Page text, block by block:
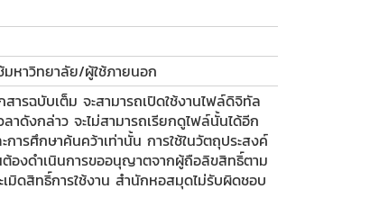
มหาวิทยาลัย/ผู้ใช้ภายนอก
ารฉบับเต็ม จะสามารถเปิดใช้งานไฟล์ดิจิทัล
าดังกล่าว จะไม่สามารถเรียกดูไฟล์นั้นได้อีก
ารศึกษาค้นคว้าเท่านั้น การใช้ในวัตถุประสงค์
ต้องดำเนินการขออนุญาตจากผู้ถือลิขสิทธิ์ตาม
มิดสิทธิ์การใช้งาน สำนักหอสมุดไม่รับผิดชอบ